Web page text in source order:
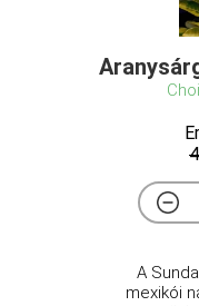
A
mexikói